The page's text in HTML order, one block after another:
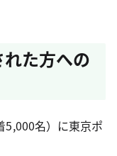
れた方への
5,000名）に東京ポ